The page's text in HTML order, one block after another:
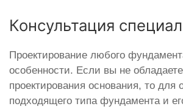
Консультация
Проектирование любого
особенности. Если вы не
проектирования основания, то для
подходящего типа фундамента и